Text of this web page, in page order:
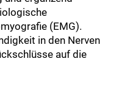
(EMG).
in den Nerven
auf die